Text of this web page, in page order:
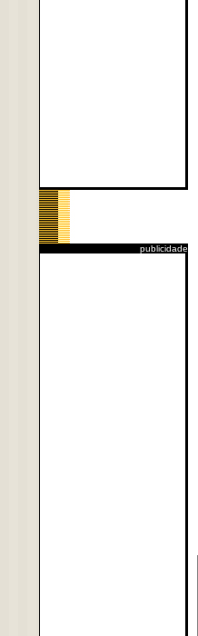
publicidade